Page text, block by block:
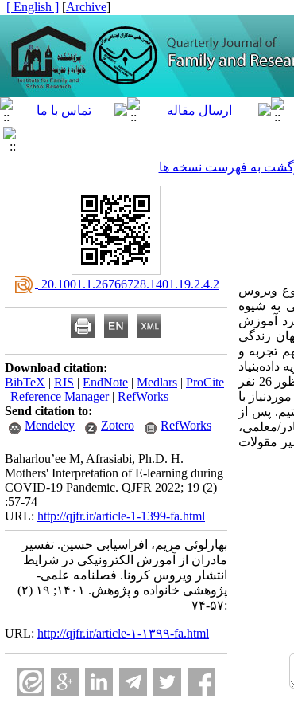
[
Archive
]
[ English ]
به فهرست نسخه ها
ویروس
به شیوه
آموزش
زندگی
تجربه و
برساخت­‌گراست. نمونه پژوهش بر مبنای نمونه­گیری هدفمند از نوع گلوله برفی و در دسترس انتخاب شده است. به این منظور 26 نفر
با
پس از
معلمی،
مقولات
‎ 20.1001.1.26766728.1401.19.2.4.2
Download citation:
BibTeX | RIS | EndNote | Medlars | ProCite
| Reference Manager| RefWorks
Send citation to:
Mendeley
Zotero RefWorks
Baharlou’ee M, Afrasiabi, Ph.D. H.
Mothers' Interpretation of E-learning during
COVID-19 Pandemic. QJFR 2022; 19 (2)
:57-74
URL: http://qjfr.ir/article-1-1399-fa.html
بهارلوئی مریم، افراسیابی حسین. تفسیر
مادران از آموزش الکترونیکی در شرایط
انتشار ویروس کرونا. فصلنامه علمی-
پژوهشی خانواده و پژوهش. ۱۴۰۱; ۱۹ (۲)
:۵۷-۷۴
URL: http://qjfr.ir/article-۱-۱۳۹۹-fa.html